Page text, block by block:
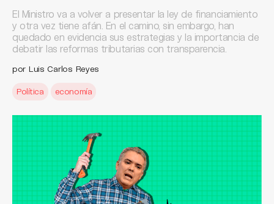
El Ministro va a volver a presentar la ley de financiamiento
y otra vez tiene afán. En el camino, sin embargo, han
quedado en evidencia sus estrategias y la importancia de
debatir las reformas tributarias con transparencia.
por Luis Carlos Reyes
Política economía